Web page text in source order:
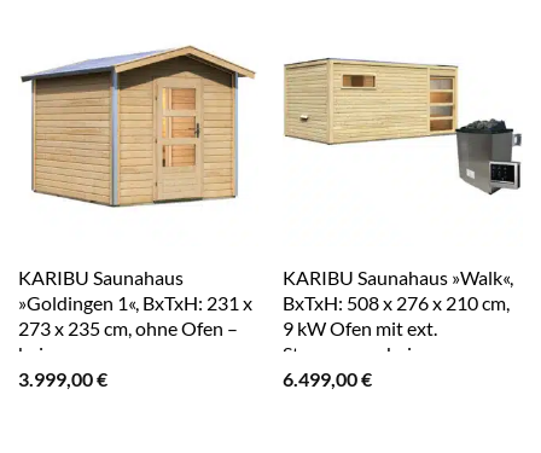
KARIBU Saunahaus
»Goldingen 1«, BxTxH: 231 x
273 x 235 cm, ohne Ofen –
beige
3.999,00€
KARIBU Saunahaus »Walk«,
BxTxH: 508 x 276 x 210 cm,
9 kW Ofen mit ext.
Steuerung – beige
6.499,00€